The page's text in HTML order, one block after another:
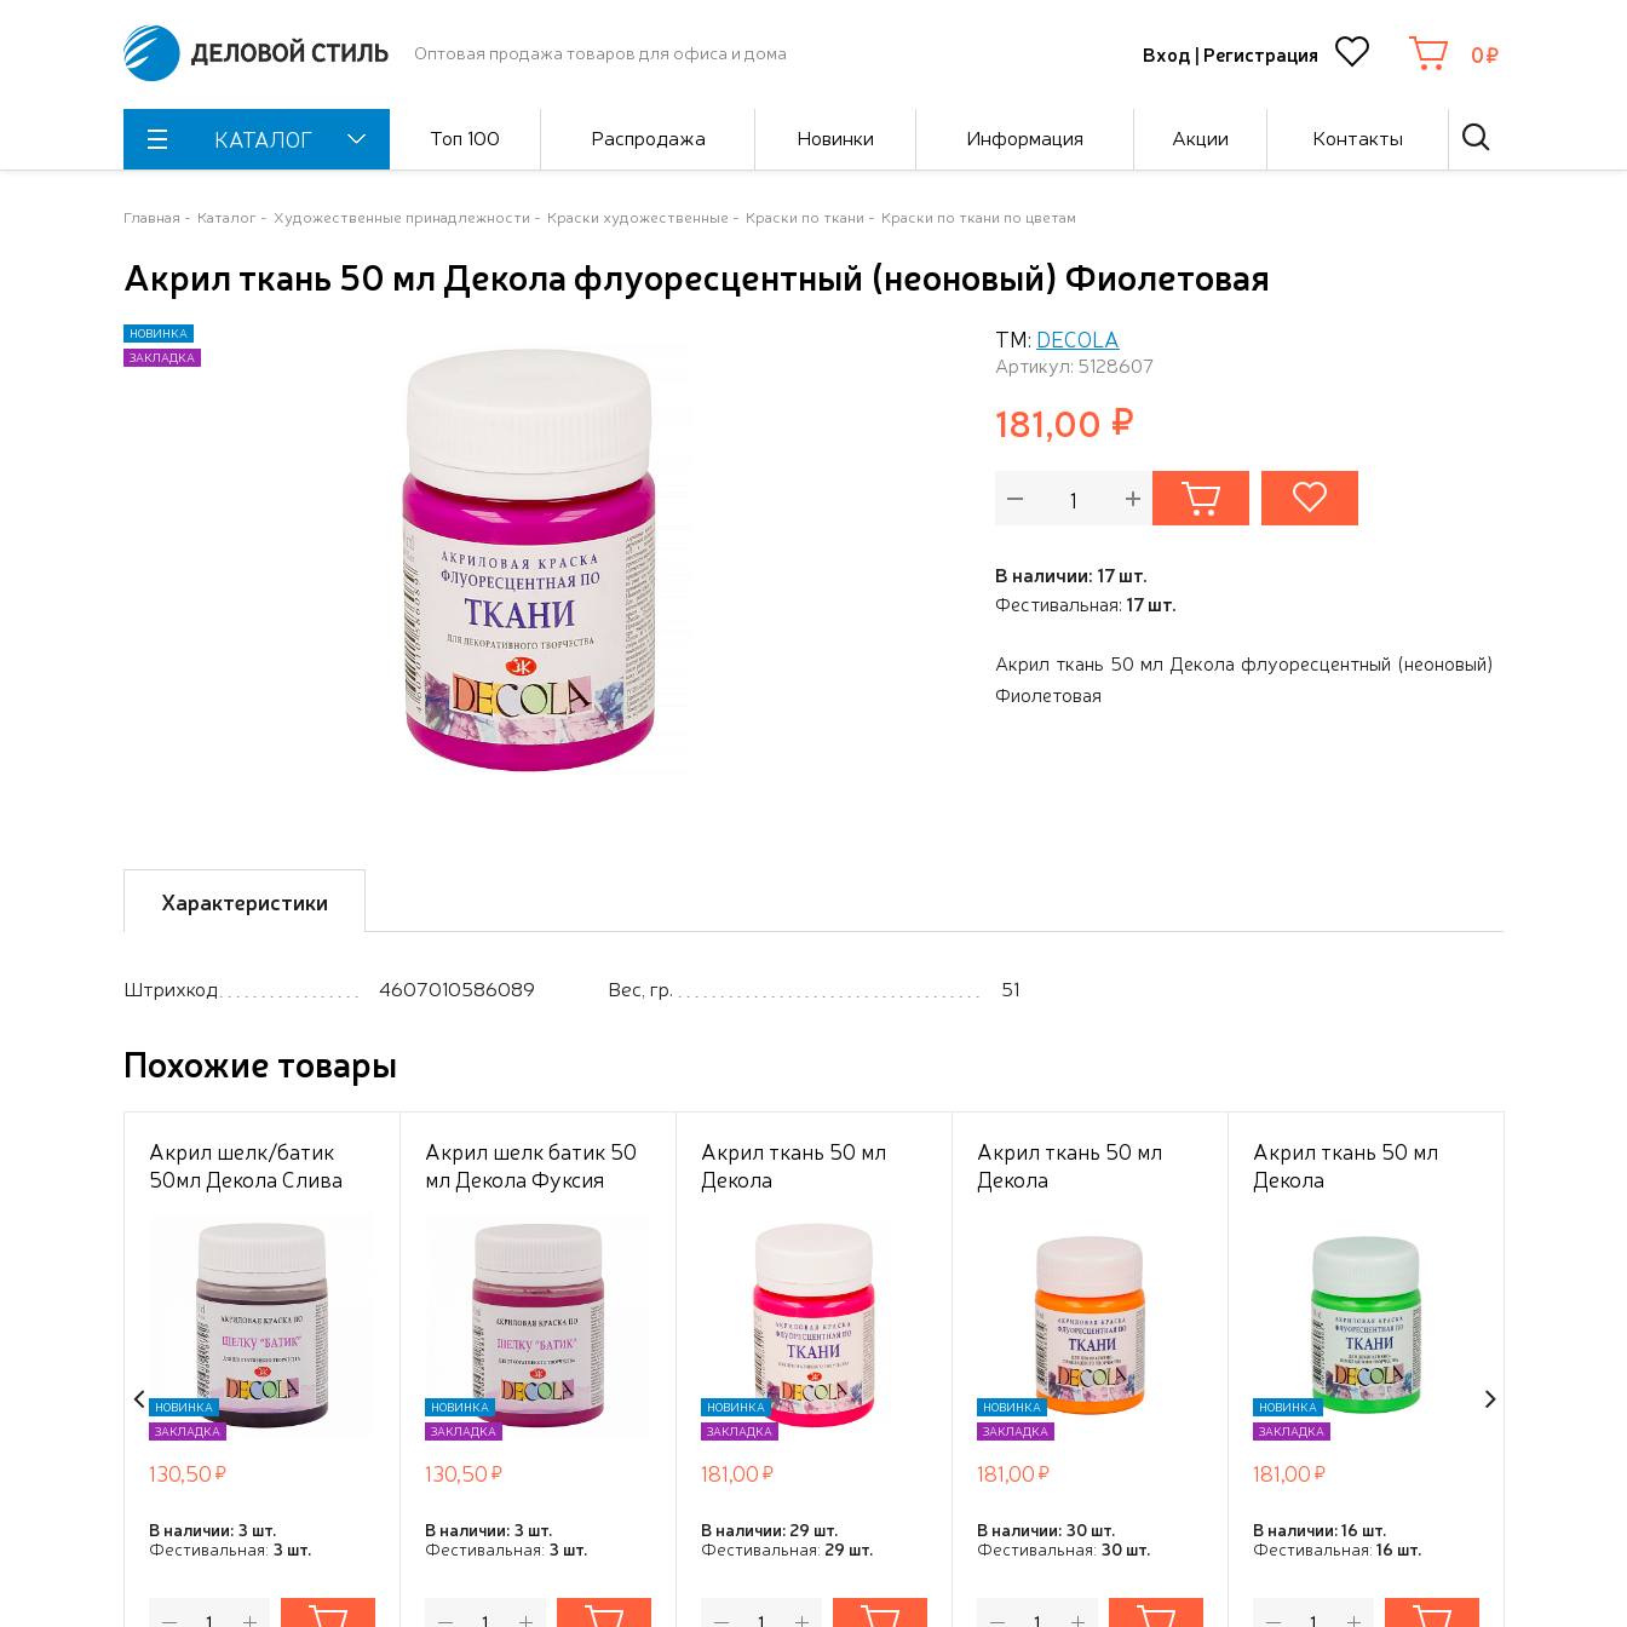
Оптовая продажа товаров для офиса и дома Вход | Регистрация 0
КАТАЛОГ Топ 100 Распродажа Новинки Информация Акции Контакты
Главная Каталог Художественные принадлежности Краски художественные Краски по ткани Краски по ткани по цветам
Акрил ткань 50 мл Декола флуоресцентный (неоновый) Фиолетовая
НОВИНКА
ЗАКЛАДКА
НОВИНКА
ЗАКЛАДКА
ТМ: DECOLA
Артикул: 5128607
181,00
В наличии: 17 шт.
Фестивальная: 17 шт.
Акрил ткань 50 мл Декола флуоресцентный (неоновый)
Фиолетовая
Характеристики
Штрихкод 4607010586089 Вес, гр. 51
Похожие товары
Акрил шелк/батик
50мл Декола Слива
НОВИНКА
ЗАКЛАДКА
130,50
В наличии: 3 шт.
Фестивальная: 3 шт.
Акрил шелк батик 50
мл Декола Фуксия
НОВИНКА
ЗАКЛАДКА
130,50
В наличии: 3 шт.
Фестивальная: 3 шт.
Акрил ткань 50 мл
Декола
(неоновый) Розовая
НОВИНКА
ЗАКЛАДКА
181,00
В наличии: 29 шт.
Фестивальная: 29 шт.
Акрил ткань 50 мл
Декола
(неоновый)
Оранжевая
НОВИНКА
ЗАКЛАДКА
181,00
В наличии: 30 шт.
Фестивальная: 30 шт.
Акрил ткань 50 мл
Декола
(неоновый) Зеленая
НОВИНКА
ЗАКЛАДКА
181,00
В наличии: 16 шт.
Фестивальная: 16 шт.